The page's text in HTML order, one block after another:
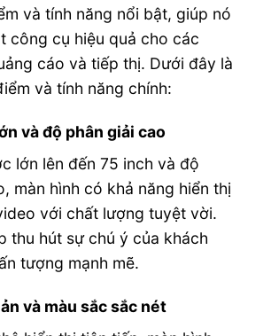
và tính năng nổi bật, giúp nó
công cụ hiệu quả cho các
cáo và tiếp thị. Dưới đây là
và tính năng chính:
và độ phân giải cao
lớn lên đến 75 inch và độ
màn hình có khả năng hiển thị
với chất lượng tuyệt vời.
thu hút sự chú ý của khách
tượng mạnh mẽ.
và màu sắc sắc nét